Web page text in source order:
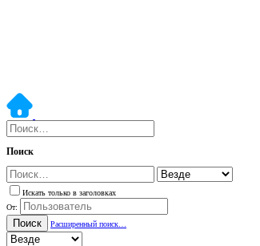
Поиск
Искать только в заголовках
От:
Поиск Расширенный поиск…